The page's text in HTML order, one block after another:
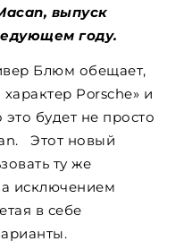
выпуск
году.
Блюм обещает,
Porsche» и
будет не просто
Этот новый
ту же
исключением
в себе